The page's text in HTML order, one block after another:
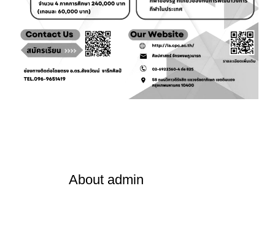
Aboutadmin